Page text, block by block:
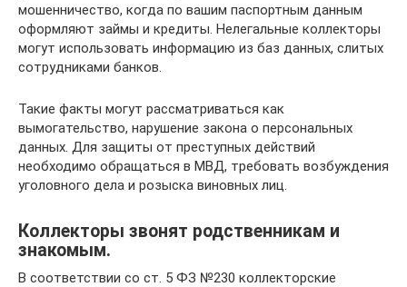
мошенничество, когда по вашим паспортным данным
оформляют займы и кредиты. Нелегальные коллекторы
могут использовать информацию из баз данных, слитых
сотрудниками банков.
Такие факты могут рассматриваться как
вымогательство, нарушение закона о персональных
данных. Для защиты от преступных действий
необходимо обращаться в МВД, требовать возбуждения
уголовного дела и розыска виновных лиц.
Коллекторы звонят родственникам и
знакомым.
В соответствии со ст. 5 ФЗ №230 коллекторские